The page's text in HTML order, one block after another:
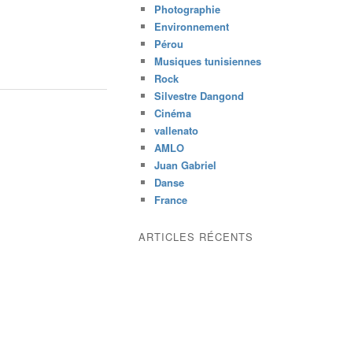
Photographie
Environnement
Pérou
Musiques tunisiennes
Rock
Silvestre Dangond
Cinéma
vallenato
AMLO
Juan Gabriel
Danse
France
ARTICLES RÉCENTS